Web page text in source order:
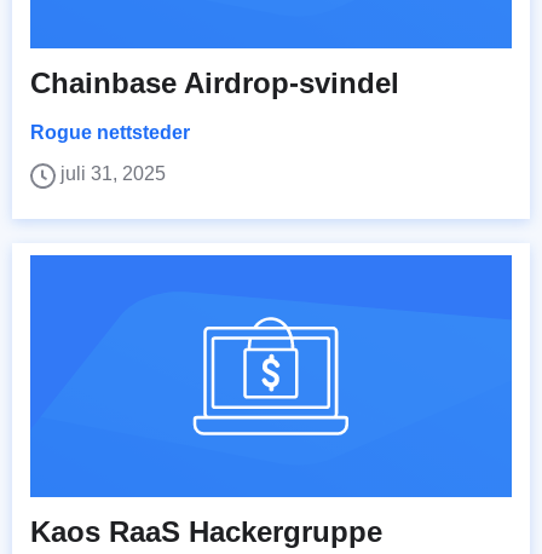
Chainbase Airdrop-svindel
Rogue nettsteder
juli 31, 2025
Kaos RaaS Hackergruppe